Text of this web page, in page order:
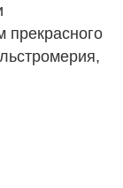
прекрасного